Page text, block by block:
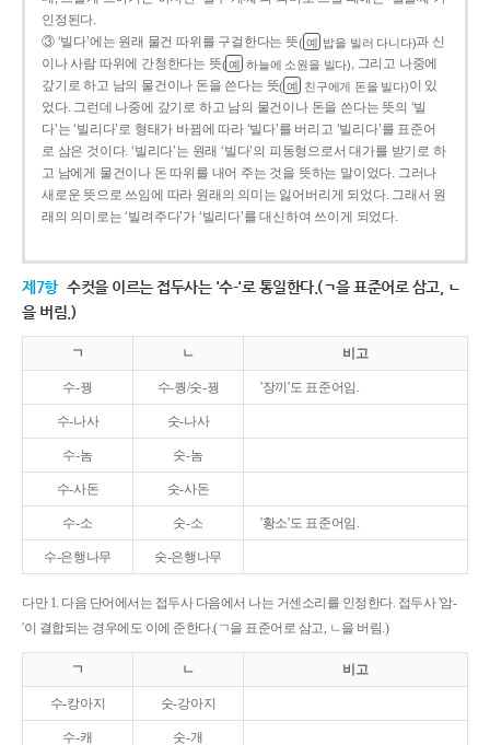
인정된다.
③ ‘빌다’에는 원래 물건 따위를 구걸한다는 뜻( 예 밥을 빌러 다니다)과 신
이나 사람 따위에 간청한다는 뜻( 예 하늘에 소원을 빌다), 그리고 나중에
갚기로 하고 남의 물건이나 돈을 쓴다는 뜻( 예 친구에게 돈을 빌다)이 있
었다. 그런데 나중에 갚기로 하고 남의 물건이나 돈을 쓴다는 뜻의 ‘빌
다’는 ‘빌리다’로 형태가 바뀜에 따라 ‘빌다’를 버리고 ‘빌리다’를 표준어
로 삼은 것이다. ‘빌리다’는 원래 ‘빌다’의 피동형으로서 대가를 받기로 하
고 남에게 물건이나 돈 따위를 내어 주는 것을 뜻하는 말이었다. 그러나
새로운 뜻으로 쓰임에 따라 원래의 의미는 잃어버리게 되었다. 그래서 원
래의 의미로는 ‘빌려주다’가 ‘빌리다’를 대신하여 쓰이게 되었다.
제7항 수컷을 이르는 접두사는 '수-'로 통일한다.(ㄱ을 표준어로 삼고, ㄴ
을 버림.)
ㄱ ㄴ 비고
수-꿩 수-퀑/숫-꿩 '장끼'도 표준어임.
수-나사 숫-나사
수-놈 숫-놈
수-사돈 숫-사돈
수-소 숫-소 '황소'도 표준어임.
수-은행나무 숫-은행나무
다만 1. 다음 단어에서는 접두사 다음에서 나는 거센소리를 인정한다. 접두사 '암-
'이 결합되는 경우에도 이에 준한다.(ㄱ을 표준어로 삼고, ㄴ을 버림.)
ㄱ ㄴ 비고
수-캉아지 숫-강아지
수-캐 숫-개